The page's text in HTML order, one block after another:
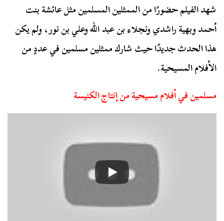
شهد الفيلم حضورًا من الممثلين المسلمين مثل عائشة بنت
أحمد وبهية راشدي ونجلاء بن عبد الله وعلي بن نور، ولم يكن
هذا الحدث جديدًا حيث شارك ممثلين مسلمين في عددٍ من
الأفلام المسيحية.
مسلمين في أفلام مسيحية من إنتاج الكنيسة